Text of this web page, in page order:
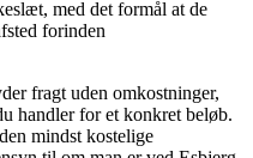
med det formål at de
forinden
fragt uden omkostninger,
handler for et konkret beløb.
mindst kostelige